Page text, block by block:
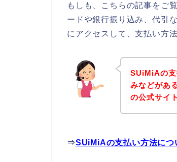
もしも、こちらの記事をご
ードや銀行振り込み、代引
にアクセスして、支払い方
SUiMiAの支
みなどがあ
の公式サイ
⇒SUiMiAの支払い方法につ